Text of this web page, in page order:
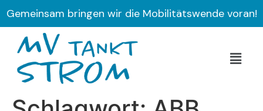
Gemeinsam bringen wir die Mobilitätswende voran!